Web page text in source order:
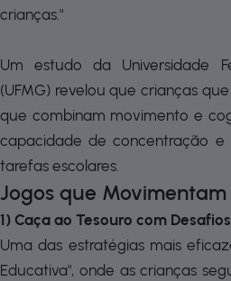
crianças."
Um estudo da Universidade
(UFMG) revelou que crianças
que combinam movimento e
capacidade de concentração e
tarefas escolares.
Jogos que
1) Caça ao Tesouro com
Uma das estratégias mais
Educativa", onde as crianças